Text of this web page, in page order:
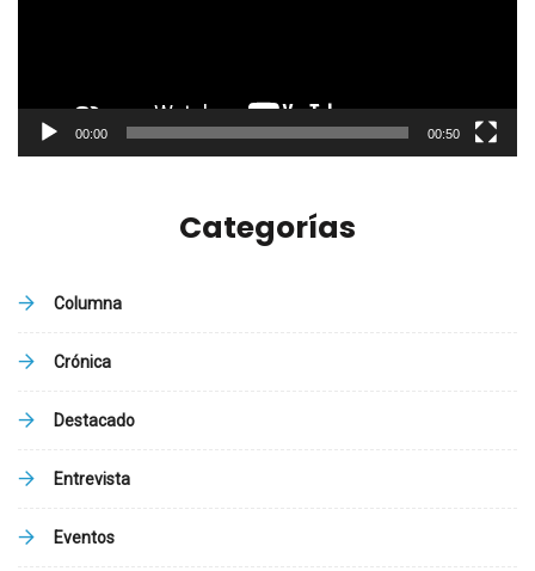
00:00 00:50
Categorías
Columna
Crónica
Destacado
Entrevista
Eventos